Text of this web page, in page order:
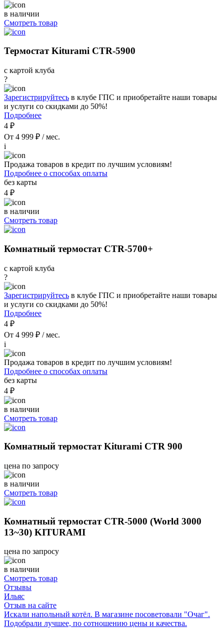
в наличии
Смотреть товар
Термостат Kiturami CTR-5900
с картой клуба
?
Зарегистрируйтесь в клубе ГПС и приобретайте наши товары
и услуги со скидками до 50%!
Подробнее
4 ₽
От 4 999 ₽ / мес.
i
Продажа товаров в кредит по лучшим условиям!
Подробнее о способах оплаты
без карты
4 ₽
в наличии
Смотреть товар
Комнатный термостат CTR-5700+
с картой клуба
?
Зарегистрируйтесь в клубе ГПС и приобретайте наши товары
и услуги со скидками до 50%!
Подробнее
4 ₽
От 4 999 ₽ / мес.
i
Продажа товаров в кредит по лучшим условиям!
Подробнее о способах оплаты
без карты
4 ₽
в наличии
Смотреть товар
Комнатный термостат Kiturami CTR 900
цена по запросу
в наличии
Смотреть товар
Комнатный термостат CTR-5000 (World 3000
13~30) KITURAMI
цена по запросу
в наличии
Смотреть товар
Отзывы
Ильяс
Отзыв на сайте
Искали напольный котёл. В магазине посоветовали "Очаг".
Подобрали лучшее, по сотношению цены и качества.